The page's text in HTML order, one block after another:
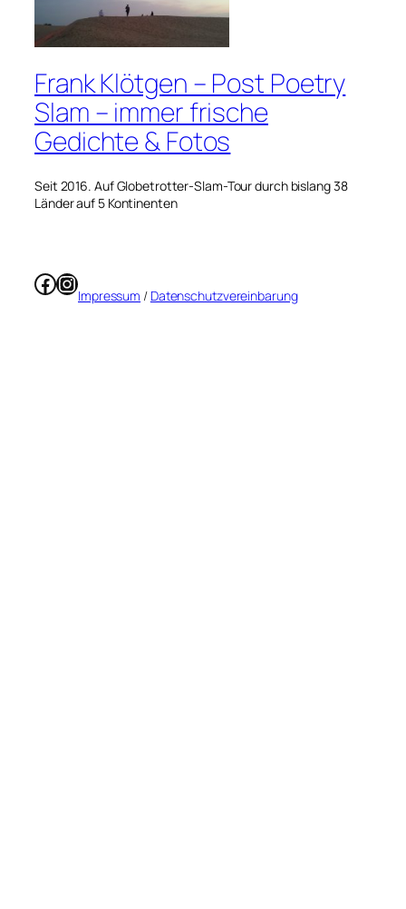
Frank Klötgen – Post Poetry
Slam – immer frische
Gedichte & Fotos
Seit 2016. Auf Globetrotter-Slam-Tour durch bislang 38
Länder auf 5 Kontinenten
Facebook
Instagram
Impressum / Datenschutzvereinbarung